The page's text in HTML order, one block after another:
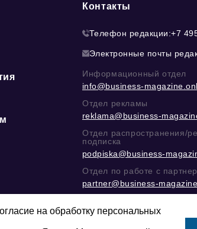
Контакты
Телефон редакции:+7
Электронные почты
Информационный отдел
info@business-
Отдел рекламы
reklama@business-
Отдел распространения/
подписка
podpiska@business-
Отдел по работе с
partner@business-
@mazovилиMAX
на обработку персональных